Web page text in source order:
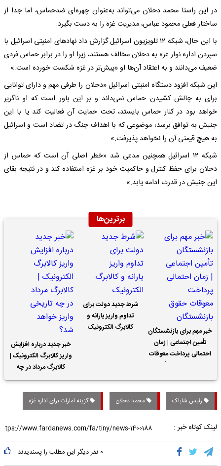
در این راستا محمد دحلان می‌تواند به‌عنوان چهره‌ای ضدحماس، اما جدا از
ساختار فعلی محمود عباس، مدیریت غزه را به دست بگیرد.
با این حال، شبکه ۱۲ تلویزیون اسرائیل گزارش داد نهادهای امنیتی اسرائیل با
سپردن اداره نوار غزه به دحلان مخالف هستند، زیرا او را در برابر حماس فردی
ضعیف می‌دانند و به اعتقاد آن‌ها او «پیش‌تر در غزه شکست خورده است.»
این شبکه افزود دستگاه امنیتی اسرائیل «دحلان را طرفی مهم و دارای توانایی
برای به چالش کشیدن حماس نمی‌داند و بر این باور است که او ناگزیر
خواهد بود در کنار حماس بایستد، تحت حمایت آن فعالیت کند یا با این
جنبش به توافق برسد؛ موضوعی که با اهداف جنگ در تضاد است و اسرائیل
به هیچ قیمتی آن را نخواهد پذیرفت.»
شبکه ۱۲ اسرائیل همچنین مدعی شد «خطر اصلی آن است که حماس از
دحلان برای حفظ کنترل و حاکمیت خود بر غزه استفاده کند و در نتیجه بقای
این جنبش در قدرت ادامه یابد.»
برترین‌ها
خبر مهم برای بازنشستگان
تأمین اجتماعی | زمان
احتمالی پرداخت معوقات
شرط جدید دولت برای
تداوم واریز یارانه و
کالابرگ الکترونیک
خبر جدید درباره افزایش
واریز کالابرگ الکترونیک |
کالابرگ مرداد در چه
تاریخی واریز خواهد شد؟
رئیس شاباک محمد دحلان گزینه امارات برای اداره غزه
لینک کوتاه خبر :
۰ نفر دیگر این مطلب را پسندیدند